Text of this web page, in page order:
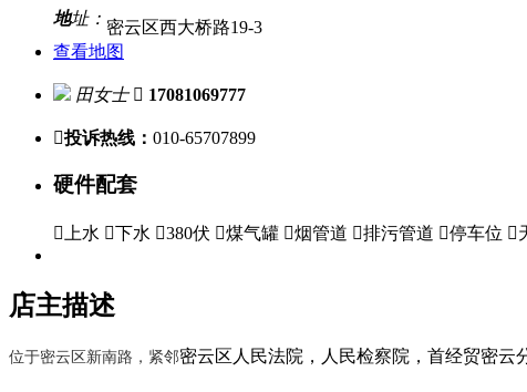
地址： 密云区西大桥路19-3
查看地图
田女士  17081069777
投诉热线： 010-65707899
硬件配套
 上水 下水 380伏 煤气罐 烟管道 排污管道 停车位 
店主描述
位于密云区新南路，紧邻密云区人民法院，人民检察院，首经贸密云